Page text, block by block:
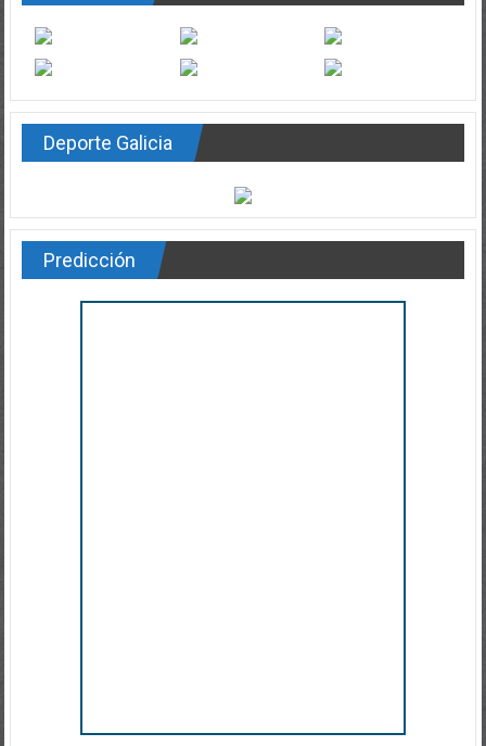
Deporte Galicia
Predicción